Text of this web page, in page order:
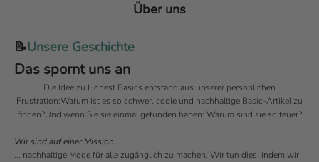
Über uns
📝Unsere Geschichte
Das spornt uns an
Die Idee zu Honest Basics entstand aus unserer persönlichen
Frustration:Warum ist es so schwer, coole und nachhaltige Basic-Artikel zu
finden?Und wenn Sie sie einmal gefunden haben: Warum sind sie so teuer?
Wir sind auf einer Mission...
... nachhaltige Mode für alle zugänglich zu machen. Wir tun dies, indem wir